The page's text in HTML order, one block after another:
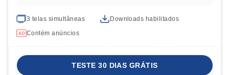
3 telas simultâneas
Downloads habilitados
Contém anúncios
TESTE 30 DIAS GRÁTIS